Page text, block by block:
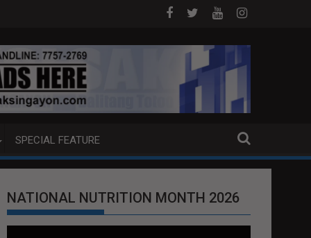
REQUEST NG U.S. LABAN KAY QUIBOLOY
MAHIGIT P21-M HALAGANG SMUGGLED
SPECIAL FEATURE
NATIONAL NUTRITION MONTH 2026